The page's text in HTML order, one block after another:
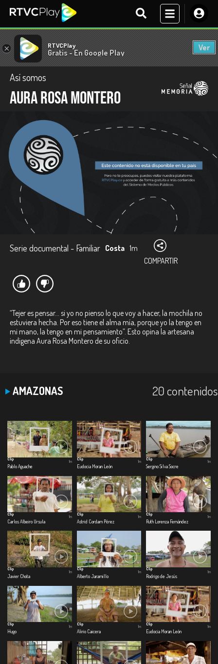
× RTVCPlay
Gratis - En Google Play
Ver
Así somos
Aura Rosa Montero
Serie documental - Familiar Costa 1m
COMPARTIR
“Tejer es pensar... si yo no pienso lo que voy a hacer, la mochila no
estuviera hecha. Por eso tiene el alma mía, porque yo la tengo en
mi mano, la tengo en mi pensamiento”. Esto opina la artesana
indigena Aura Rosa Montero de su oficio.
AMAZONAS 20 contenidos
Clip
Pablo Aguache
1m
Clip
Eudocia Moran León
1m
Clip
Sergino Silva Socre
1m
Clip
Carlos Albeiro Ursula
1m
Clip
Astrid Cordam Pérez
1m
Clip
Ruth Lorenza Fernández
1m
Clip
Javier Chota
1m
Clip
Alberto Jaramillo
1m
Clip
Rodrigo de Jesús
1m
Clip
Hugo
1m
Clip
Alirio Caicera
1m
Clip
Eudocia Moran León
1m